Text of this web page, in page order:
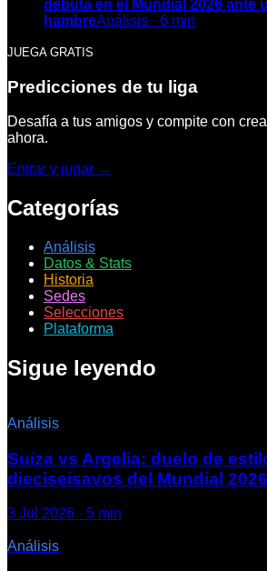
debuta en el Mundial 2026 ante
hambreAnálisis · 6 min
JUEGA GRATIS
Predicciones de tu liga
Desafía a tus amigos y compite con
ahora.
Entrar y jugar →
Categorías
Análisis
Datos & Stats
Historia
Sedes
Selecciones
Plataforma
Sigue leyendo
Análisis
Suiza vs Argelia: duelo de
dieciseisavos del Mundial 2026
3 Jul 2026 · 5 min
Análisis